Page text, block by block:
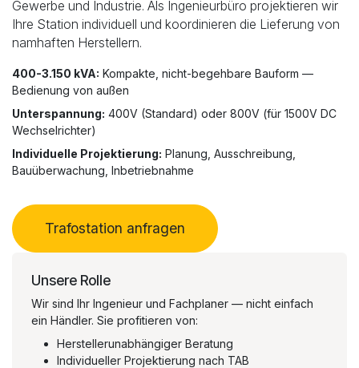
Gewerbe und Industrie. Als Ingenieurbüro projektieren wir
Ihre Station individuell und koordinieren die Lieferung von
namhaften Herstellern.
400-3.150 kVA: Kompakte, nicht-begehbare Bauform —
Bedienung von außen
Unterspannung: 400V (Standard) oder 800V (für 1500V DC
Wechselrichter)
Individuelle Projektierung: Planung, Ausschreibung,
Bauüberwachung, Inbetriebnahme
Trafostation anfragen
Unsere Rolle
Wir sind Ihr Ingenieur und Fachplaner — nicht einfach
ein Händler. Sie profitieren von:
Herstellerunabhängiger Beratung
Individueller Projektierung nach TAB